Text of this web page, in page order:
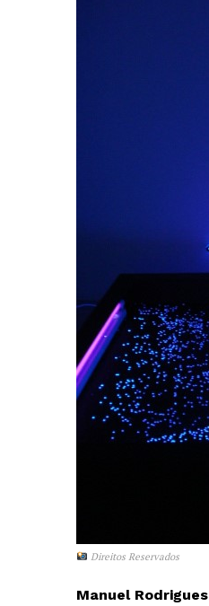
Direitos Reservados
Manuel Rodrigues